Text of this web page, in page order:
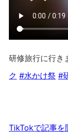
研修旅行に行き
ク #水かけ祭 #
TikTokで記事を